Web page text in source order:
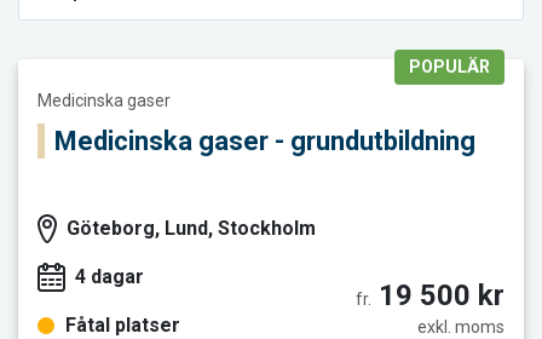
Läs mer och boka Medicinska gaser - grundutbildning
POPULÄR
Medicinska gaser
Medicinska gaser - grundutbildning
Göteborg, Lund, Stockholm
4 dagar
Fåtal platser
fr. 19 500 kr
exkl. moms